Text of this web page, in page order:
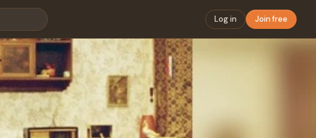
Log in Join free